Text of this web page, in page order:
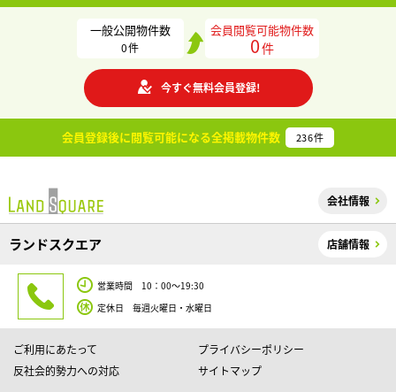
一般公開物件数
0件
会員閲覧可能物件数
0件
今すぐ無料会員登録!
会員登録後に閲覧可能になる全掲載物件数 236件
会社情報
ランドスクエア 店舗情報
営業時間 10：00～19:30
定休日 毎週火曜日・水曜日
ご利用にあたって
プライバシーポリシー
反社会的勢力への対応
サイトマップ